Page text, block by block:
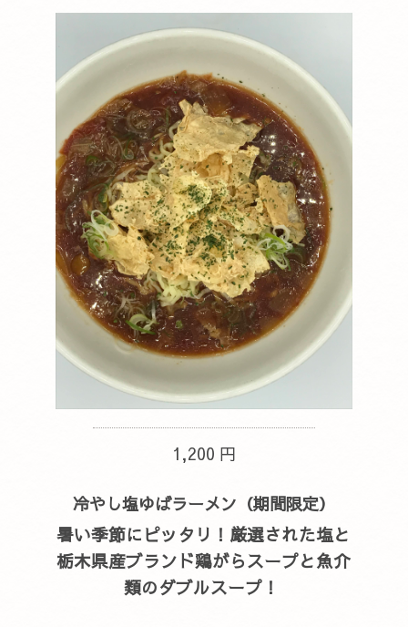
1,200 円
冷やし塩ゆばラーメン（期間限定）
暑い季節にピッタリ！厳選された塩と
栃木県産ブランド鶏がらスープと魚介
類のダブルスープ！